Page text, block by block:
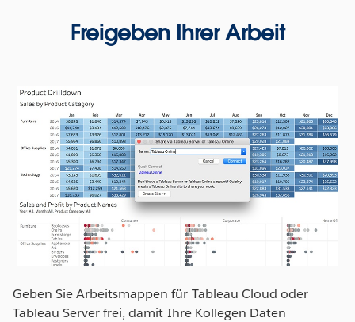
Freigeben Ihrer Arbeit
Geben Sie Arbeitsmappen für Tableau Cloud oder
Tableau Server frei, damit Ihre Kollegen Daten